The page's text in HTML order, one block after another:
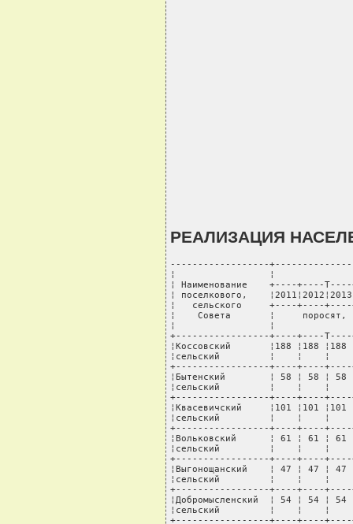
РЕАЛИЗАЦИЯ
------------------
¦                 ¦
¦ Наименование    +----+----
¦ поселкового,
¦   сельского     +----+----
¦    Совета       ¦     поросят,
¦                 ¦
+-----------------+----+----T----
¦Коссовский       ¦188 ¦188 ¦188
¦сельский         ¦    ¦
+-----------------+----+----
¦Бытенский        ¦ 58 ¦ 58 ¦ 58
¦сельский         ¦    ¦
+-----------------+----+----
¦Квасевичский     ¦101 ¦101 ¦101
¦сельский         ¦    ¦
+-----------------+----+----
¦Вольковский      ¦ 61 ¦ 61 ¦
¦сельский         ¦    ¦
+-----------------+----+----
¦Выгонощанский    ¦ 47 ¦ 47 ¦
¦сельский         ¦    ¦
+-----------------+----+----
¦Добромысленский  ¦ 54 ¦ 54 ¦
¦сельский         ¦    ¦
+-----------------+----+----